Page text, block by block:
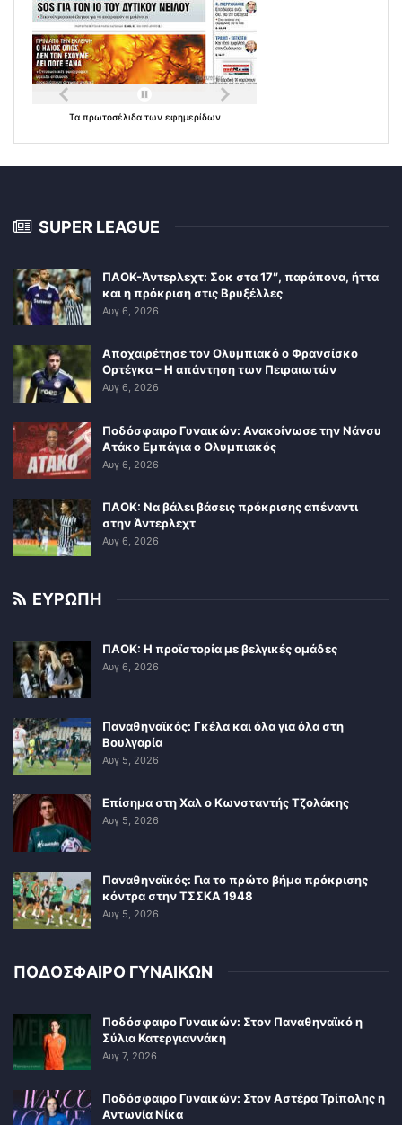
Τα πρωτοσέλιδα των εφημερίδων
SUPER LEAGUE
ΠΑΟΚ-Άντερλεχτ: Σοκ στα 17″, παράπονα, ήττα
και η πρόκριση στις Βρυξέλλες
Αυγ 6, 2026
Αποχαιρέτησε τον Ολυμπιακό ο Φρανσίσκο
Ορτέγκα – Η απάντηση των Πειραιωτών
Αυγ 6, 2026
Ποδόσφαιρο Γυναικών: Ανακοίνωσε την Νάνσυ
Ατάκο Εμπάγια ο Ολυμπιακός
Αυγ 6, 2026
ΠΑΟΚ: Να βάλει βάσεις πρόκρισης απέναντι
στην Άντερλεχτ
Αυγ 6, 2026
ΕΥΡΩΠΗ
ΠΑΟΚ: Η προϊστορία με βελγικές ομάδες
Αυγ 6, 2026
Παναθηναϊκός: Γκέλα και όλα για όλα στη
Βουλγαρία
Αυγ 5, 2026
Επίσημα στη Χαλ ο Κωνσταντής Τζολάκης
Αυγ 5, 2026
Παναθηναϊκός: Για το πρώτο βήμα πρόκρισης
κόντρα στην ΤΣΣΚΑ 1948
Αυγ 5, 2026
ΠΟΔΟΣΦΑΙΡΟ ΓΥΝΑΙΚΩΝ
Ποδόσφαιρο Γυναικών: Στον Παναθηναϊκό η
Σύλια Κατεργιαννάκη
Αυγ 7, 2026
Ποδόσφαιρο Γυναικών: Στον Αστέρα Τρίπολης η
Αντωνία Νίκα